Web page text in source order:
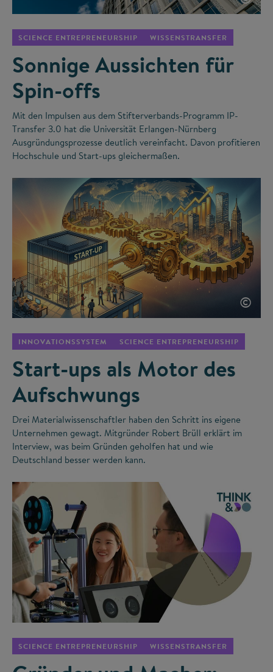
SCIENCE ENTREPRENEURSHIP WISSENSTRANSFER
Sonnige Aussichten für
Spin-offs
Mit den Impulsen aus dem Stifterverbands-Programm IP-
Transfer 3.0 hat die Universität Erlangen-Nürnberg
Ausgründungsprozesse deutlich vereinfacht. Davon profitieren
Hochschule und Start-ups gleichermaßen.
©
INNOVATIONSSYSTEM SCIENCE ENTREPRENEURSHIP
Start-ups als Motor des
Aufschwungs
Drei Materialwissenschaftler haben den Schritt ins eigene
Unternehmen gewagt. Mitgründer Robert Brüll erklärt im
Interview, was beim Gründen geholfen hat und wie
Deutschland besser werden kann.
SCIENCE ENTREPRENEURSHIP WISSENSTRANSFER